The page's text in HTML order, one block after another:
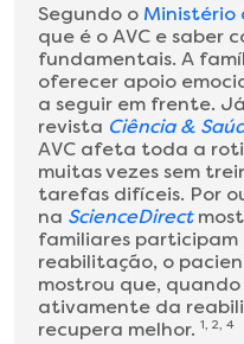
Segundo o Ministério
que é o AVC e saber
fundamentais. A
oferecer apoio
a seguir em frente.
revista Ciência &
AVC afeta toda a
muitas vezes sem
tarefas difíceis. Por
na ScienceDirect
familiares
reabilitação, o
mostrou que,
ativamente da
recupera melhor. 1, 2, 4